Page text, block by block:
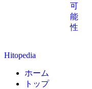
可
能
性
Hitopedia
ホーム
トップ